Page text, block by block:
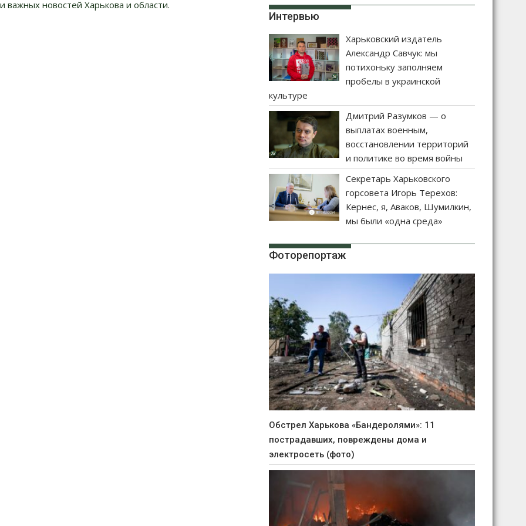
новостей Харькова и области.
Интервью
Харьковский издатель
Александр Савчук: мы
потихоньку заполняем
пробелы в украинской
культуре
Дмитрий Разумков — о
выплатах военным,
восстановлении территорий
и политике во время войны
Секретарь Харьковского
горсовета Игорь Терехов:
Кернес, я, Аваков, Шумилкин,
мы были «одна среда»
Фоторепортаж
Обстрел Харькова «Бандеролями»: 11
пострадавших, повреждены дома и
электросеть (фото)